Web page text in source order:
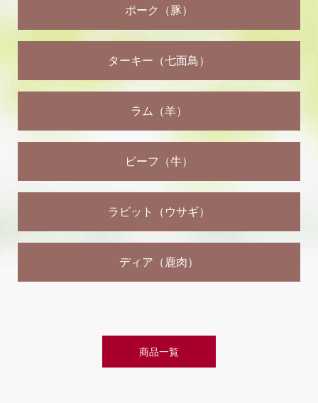
ポーク（豚）
ターキー（七面鳥）
ラム（羊）
ビーフ（牛）
ラビット（ウサギ）
ディア（鹿肉）
商品一覧